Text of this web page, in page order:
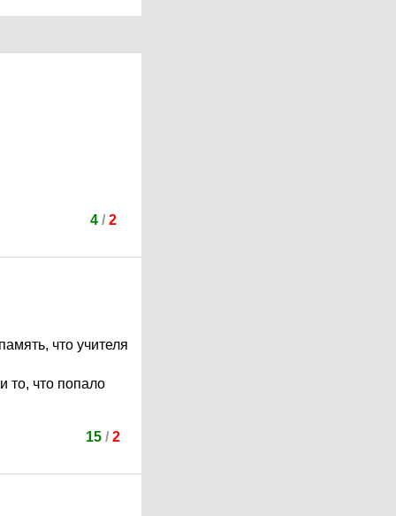
4/ 2
что учителя
то, что попало
15 / 2